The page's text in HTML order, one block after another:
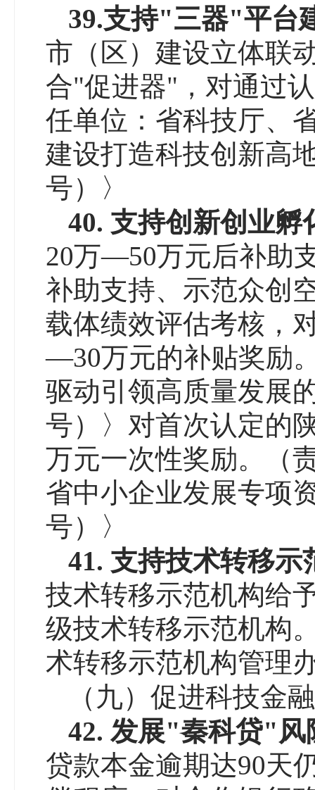
39.支持"三器"平台
市（区）建设立体联
合"促进器"，对通过
任单位：省科技厅、
建设打造科技创新高
号）〉
40. 支持创新创业孵
20万—50万元后补助
补助支持、示范众创
载体绩效评估考核，
—30万元的补贴奖励
驱动引领高质量发展
号）〉对首次认定的
万元一次性奖励。（
省中小企业发展专项
号）〉
41. 支持技术转移示
技术转移示范机构给
级技术转移示范机构
术转移示范机构管理
（九）促进科技金
42. 发展"秦科贷"风
贷款本金逾期达90天